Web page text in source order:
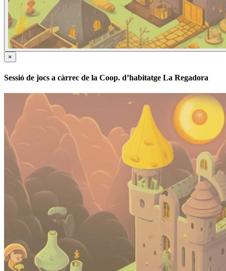
×
Sessió de jocs a càrrec de la Coop. d’habitatge La Regadora